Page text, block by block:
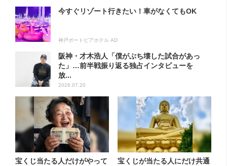
今すぐリゾート行きたい！車がなくてもOK
神戸ポートピアホテル AD
阪神・才木浩人「僕がぶち壊した試合があっ
た」…前半戦振り返る独占インタビューを
放...
2026.07.20
宝くじ当たる人だけがやって
宝くじが当たる人にだけ共通